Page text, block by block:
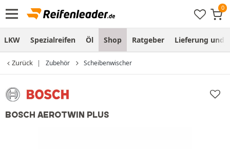
LKW Spezialreifen Öl Shop Ratgeber Lieferung und
Zurück Zubehör Scheibenwischer
BOSCH AEROTWIN PLUS